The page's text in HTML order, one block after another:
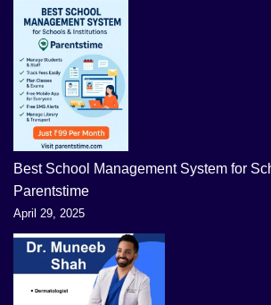
Best School Management System for
Parentstime
April 29, 2025